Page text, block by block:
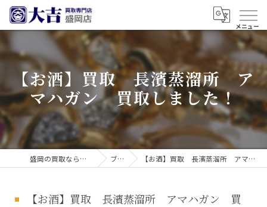
【お酒】買取 長濱蒸溜所 ア
マハガン 買取しました！
盛岡の買取なら買取大吉 盛岡店 ブログ 【お酒】買取 長濱蒸溜所 アマハガン 買取しました！
【お酒】買取 長濱蒸溜所 アマハガン 買